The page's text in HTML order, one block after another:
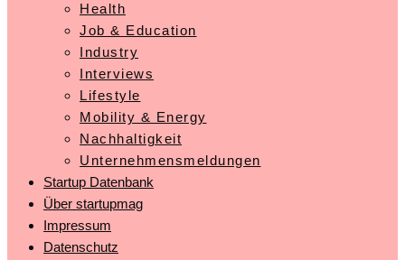
Health
Job & Education
Industry
Interviews
Lifestyle
Mobility & Energy
Nachhaltigkeit
Unternehmensmeldungen
Startup Datenbank
Über startupmag
Impressum
Datenschutz